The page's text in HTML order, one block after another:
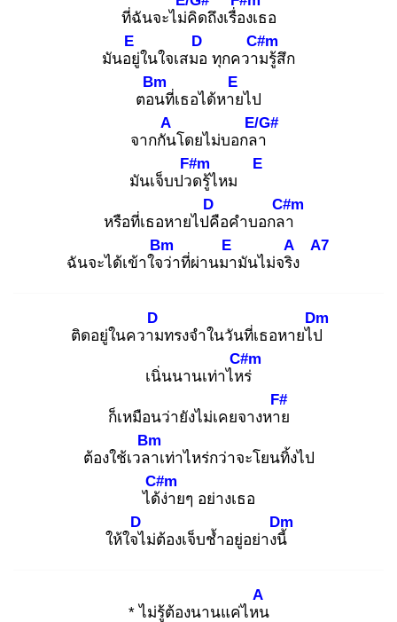
ที่ฉันจะไม่คิดถึงเรื่องเธอ
มันอยู่
E
ในใจเสมอ
D
ทุกความ
C#m
รู้สึก
ตอน
Bm
ที่เธอได้หาย
E
ไป
จากกัน
A
โดยไม่บอกลา
E/G#
มันเจ็บปวด
F#m
รู้ไหม
E
หรือที่เธอหายไปคื
D
อคำบอกลา
C#m
ฉันจะได้เข้าใจว่
Bm
าที่ผ่านมา
E
มันไม่จริง
A A7
ติดอยู่ในความ
D
ทรงจำในวันที่เธอหายไป
Dm
เนิ่นนานเท่าไหร่
C#m
ก็เหมือนว่ายังไม่เคยจางหาย
F#
ต้องใช้เวลา
Bm
เท่าไหร่กว่าจะโยนทิ้งไป
ได้ง่
C#m
ายๆ อย่างเธอ
ให้ใจไ
D
ม่ต้องเจ็บช้ำอยู่อย่างนี้
Dm
* ไม่รู้ต้องนานแค่ไหน
A